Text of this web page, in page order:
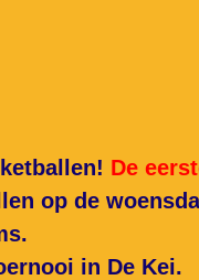
De
op de
in De Kei.